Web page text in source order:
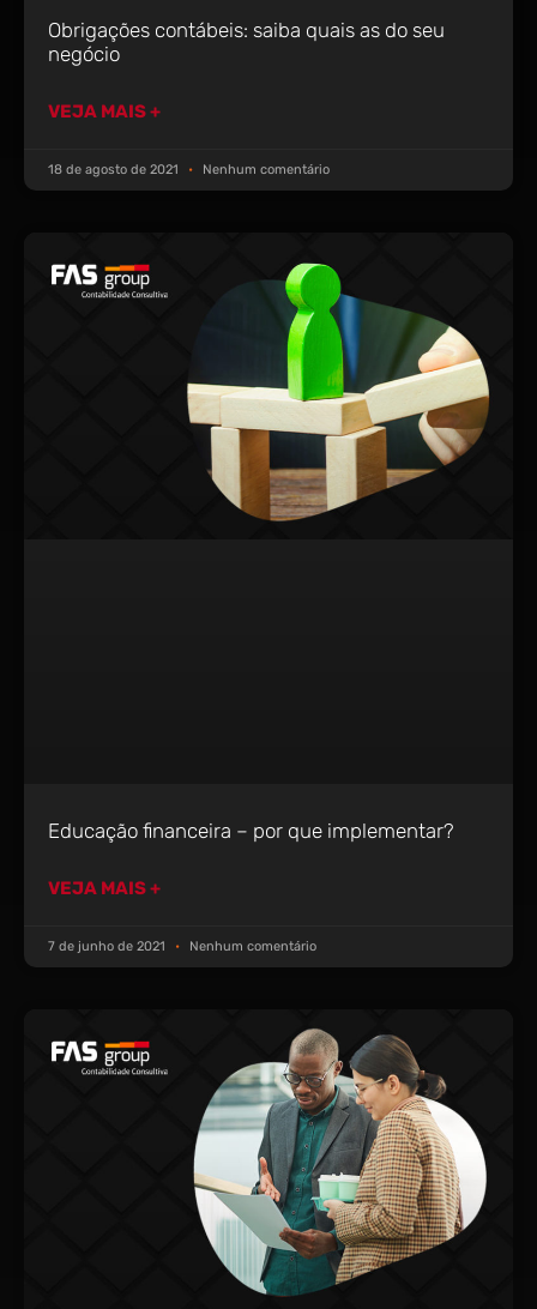
Obrigações contábeis: saiba quais as do seu
negócio
VEJA MAIS +
18 de agosto de 2021 Nenhum comentário
Educação financeira – por que implementar?
VEJA MAIS +
7 de junho de 2021 Nenhum comentário